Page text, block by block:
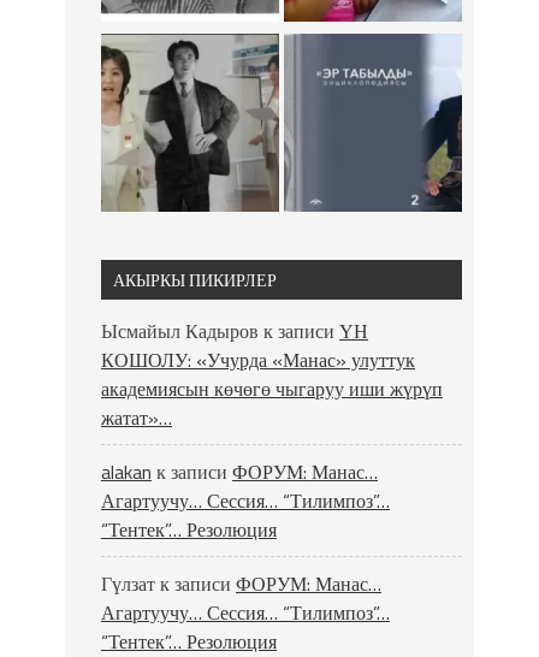
АКЫРКЫ ПИКИРЛЕР
Ысмайыл Кадыров к записи ҮН
КОШОЛУ: «Учурда «Манас» улуттук
академиясын көчөгө чыгаруу иши жүрүп
жатат»…
alakan к записи ФОРУМ: Манас…
Агартуучу… Сессия… “Тилимпоз”…
“Тентек”… Резолюция
Гүлзатк записи ФОРУМ: Манас…
Агартуучу… Сессия… “Тилимпоз”…
“Тентек”… Резолюция